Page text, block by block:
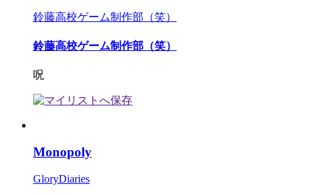
鈴藤高校ゲーム制作部（笑）
鈴藤高校ゲーム制作部（笑）
呪
Monopoly
GloryDiaries